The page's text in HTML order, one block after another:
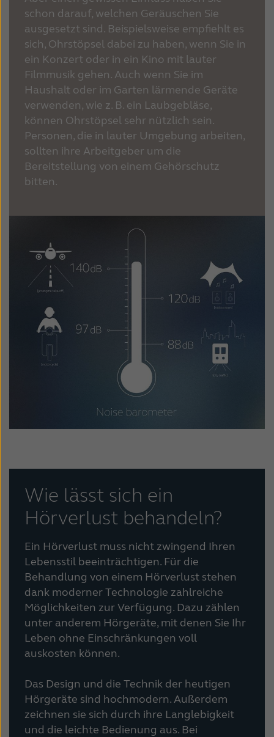
schon darauf, welchen Geräuschen Sie
ausgesetzt sind. Beispielsweise empfiehlt es
sich, Ohrstöpsel dabei zu haben, wenn Sie in
ein Konzert oder in ein Kino mit lauter
Filmmusik gehen. Auch wenn Sie im
Haushalt oder im Garten lärmende Geräte
verwenden, wie z. B. ein Laubgebläse,
können Ohrstöpsel sehr nützlich sein.
Personen, die in lauter Umgebung arbeiten,
sollten ihre Arbeitgeber um die
Bereitstellung von einem Gehörschutz
bitten.
Wie lässt sich ein
Hörverlust behandeln?
Ein Hörverlust muss nicht zwingend Ihren
Lebensstil beeinträchtigen. Für die
Behandlung von einem Hörverlust stehen
dank moderner Technologie zahlreiche
Möglichkeiten zur Verfügung. Dazu zählen
unter anderem Hörgeräte, mit denen Sie Ihr
Leben ohne Einschränkungen voll
auskosten können.
Das Design und die Technik der heutigen
Hörgeräte sind hochmodern. Außerdem
zeichnen sie sich durch ihre Langlebigkeit
und die leichte Bedienung aus. Bei